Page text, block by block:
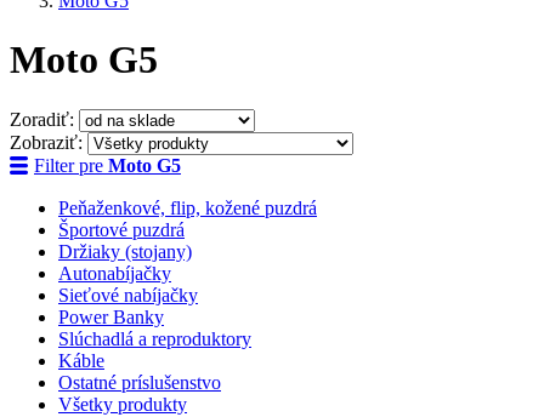
Moto G5
Zoradiť:
Zobraziť:
Filter pre Moto G5
Peňaženkové, flip, kožené puzdrá
Športové puzdrá
Držiaky (stojany)
Autonabíjačky
Sieťové nabíjačky
Power Banky
Slúchadlá a reproduktory
Káble
Ostatné príslušenstvo
Všetky produkty